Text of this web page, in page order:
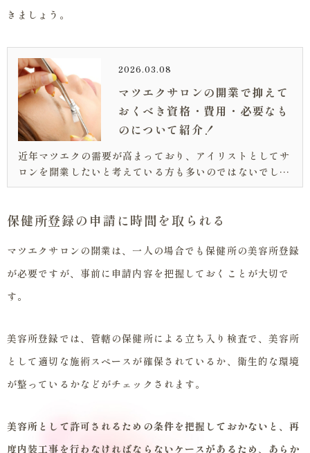
きましょう。
2026.03.08
マツエクサロンの開業で抑えて
おくべき資格・費用・必要なも
のについて紹介！
近年マツエクの需要が高まっており、アイリストとしてサ
ロンを開業したいと考えている方も多いのではないでしょ
うか？ しかし、マツエクサロンを開業するためには、
に不安を抱いている方もいるかもしれ...
保健所登録の申請に時間を取られる
マツエクサロンの開業は、一人の場合でも保健所の美容所登録
が必要ですが、事前に申請内容を把握しておくことが大切で
す。
美容所登録では、管轄の保健所による立ち入り検査で、美容所
として適切な施術スペースが確保されているか、衛生的な環境
が整っているかなどがチェックされます。
美容所として許可されるための条件を把握しておかないと、再
度内装工事を行わなければならないケースがあるため、あらか